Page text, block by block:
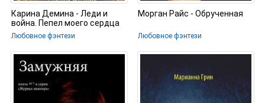
Карина Демина - Леди и
война. Пепел моего сердца
Любовное фэнтези
Морган Райс - Обрученная
Любовное фэнтези